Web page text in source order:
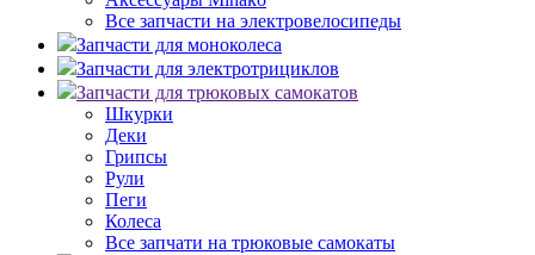
Все запчасти на электровелосипеды
Запчасти для моноколеса
Запчасти для электротрициклов
Запчасти для трюковых самокатов
Шкурки
Деки
Грипсы
Рули
Пеги
Колеса
Все запчати на трюковые самокаты